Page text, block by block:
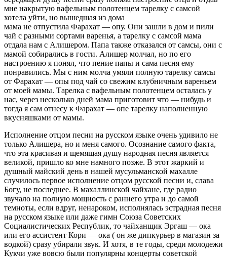
мне накрытую вафельным полотенцем тарелку с самсой
хотела уйти, но вышедшая из дома
мама не отпустила Фарахат — опу. Они зашли в дом и пили
чай с разными сортами варенья, а тарелку с самсой мама
отдала нам с Алишером. Папа также отказался от самсы, они с
мамой собирались в гости. Алишер молчал, но по его
настроению я понял, что пение папы и сама песня ему
понравились. Мы с ним молча умяли полную тарелку самсы
от Фарахат — опы под чай со свежим клубничным вареньем
от моей мамы. Тарелка с вафельным полотенцем осталась у
нас, через несколько дней мама приготовит что — нибудь и
тогда я сам отнесу к Фарахат — опе тарелку наполненную
вкусняшками от мамы.
Исполнение отцом песни на русском языке очень удивило не
только Алишера, но и меня самого. Осознание самого факта,
что эта красивая и щемящая душу народная песня является
великой, пришло ко мне намного позже. В этот жаркий и
душный майский день в нашей мусульманской махалле
случилось первое исполнение отцом русской песни и, слава
Богу, не последнее. В махаллинской чайхане, где радио
звучало на полную мощность с раннего утра и до самой
темноты, если вдруг, ненароком, исполнялась эстрадная песня
на русском языке или даже гимн Союза Советских
Социалистических Республик, то чайханщик Эргаш — ока
или его ассистент Кори — ока ( он же дипкурьер в магазин за
водкой) сразу убирали звук. И хотя, в те годы, среди молодежи
Кукчи уже вовсю были популярны концерты советской